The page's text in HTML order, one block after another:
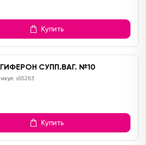
Купить
СУПП.ВАГ. №10
s55283
Купить